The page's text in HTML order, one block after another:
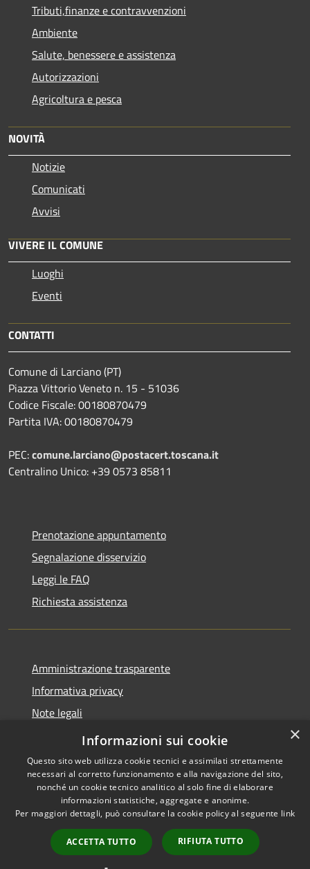
Tributi,finanze e contravvenzioni
Ambiente
Salute, benessere e assistenza
Autorizzazioni
Agricoltura e pesca
NOVITÀ
Notizie
Comunicati
Avvisi
VIVERE IL COMUNE
Luoghi
Eventi
CONTATTI
Comune di Larciano (PT)
Piazza Vittorio Veneto n. 15 - 51036
Codice Fiscale: 00180870479
Partita IVA: 00180870479
PEC:comune.larciano@postacert.toscana.it
Centralino Unico: +39 0573 85811
Prenotazione appuntamento
Segnalazione disservizio
Leggi le FAQ
Richiesta assistenza
Amministrazione trasparente
Informativa privacy
Note legali
Dichiarazione di accessibilità
Accessibilità
Copyright © 2026 • Comune di
Larciano • Powered by
Municipium•
Accesso
redazione
×
Informazioni sui cookie
Questo sito web utilizza cookie tecnici e assimilati strettamente
necessari al corretto funzionamento e alla navigazione del sito,
nonché un cookie tecnico analitico al solo fine di elaborare
informazioni statistiche, aggregate e anonime.
Per maggiori dettagli, può consultare la cookie policy al seguente link
ACCETTA TUTTO RIFIUTA TUTTO